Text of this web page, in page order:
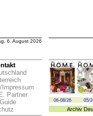
6. August 2026
Impressum
Partner
06-08/26 05/
Archiv